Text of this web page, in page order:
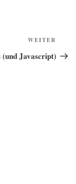
Beitrag
WEITER
Javascript)